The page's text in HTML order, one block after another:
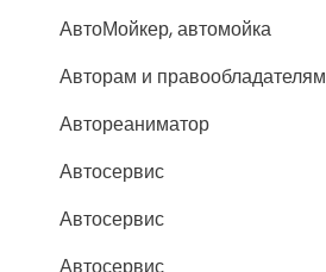
АвтоМойкер, автомойка
Авторам и правообладателям
Автореаниматор
Автосервис
Автосервис